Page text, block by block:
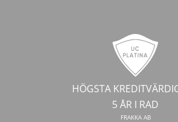
HÖGSTA
5 ÅR I RAD
FRAKKA AB